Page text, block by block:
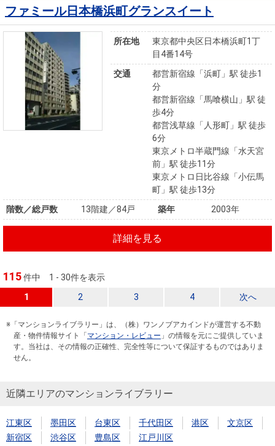
ファミール日本橋浜町グランスイート
所在地
東京都中央区日本橋浜町1丁
目4番14号
交通
都営新宿線「浜町」駅 徒歩1
分
都営新宿線「馬喰横山」駅 徒
歩4分
都営浅草線「人形町」駅 徒歩
6分
東京メトロ半蔵門線「水天宮
前」駅 徒歩11分
東京メトロ日比谷線「小伝馬
町」駅 徒歩13分
階数／総戸数
13階建／84戸 築年 2003年
詳細を見る
115件中
1 - 30件を表示
1
2 3 4 次へ
※「マンションライブラリー」は、（株）ワンノブアカインドが運営する不動
産・物件情報サイト「 マンション・レビュー 」の情報を元にご提供していま
す。当社は、その情報の正確性、完全性等について保証するものではありま
せん。
近隣エリアのマンションライブラリー
江東区 墨田区 台東区 千代田区 港区
文京区
新宿区
渋谷区 豊島区 江戸川区